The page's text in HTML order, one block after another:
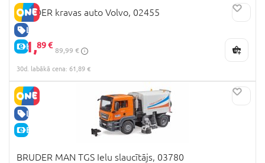
LABA CENA
E-CENA
BRUDER kravas auto Volvo, 02455
61,89 €
89,99 €
30d. labākā cena: 61,89 €
LABA CENA
E-CENA
BRUDER MAN TGS Ielu slaucītājs, 03780